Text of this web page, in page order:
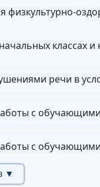
физкультурно-
речи в
▼